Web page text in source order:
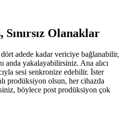
Olanaklar
dört adede kadar vericiye bağlanabilir,
anda yakalayabilirsiniz. Ana alıcı
sesi senkronize edebilir. İster
prodüksiyon olsun, her cihazda
böylece post prodüksiyon çok